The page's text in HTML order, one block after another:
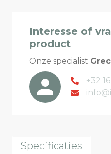
Interesse of
product
Onze specialist
+32
Specificaties